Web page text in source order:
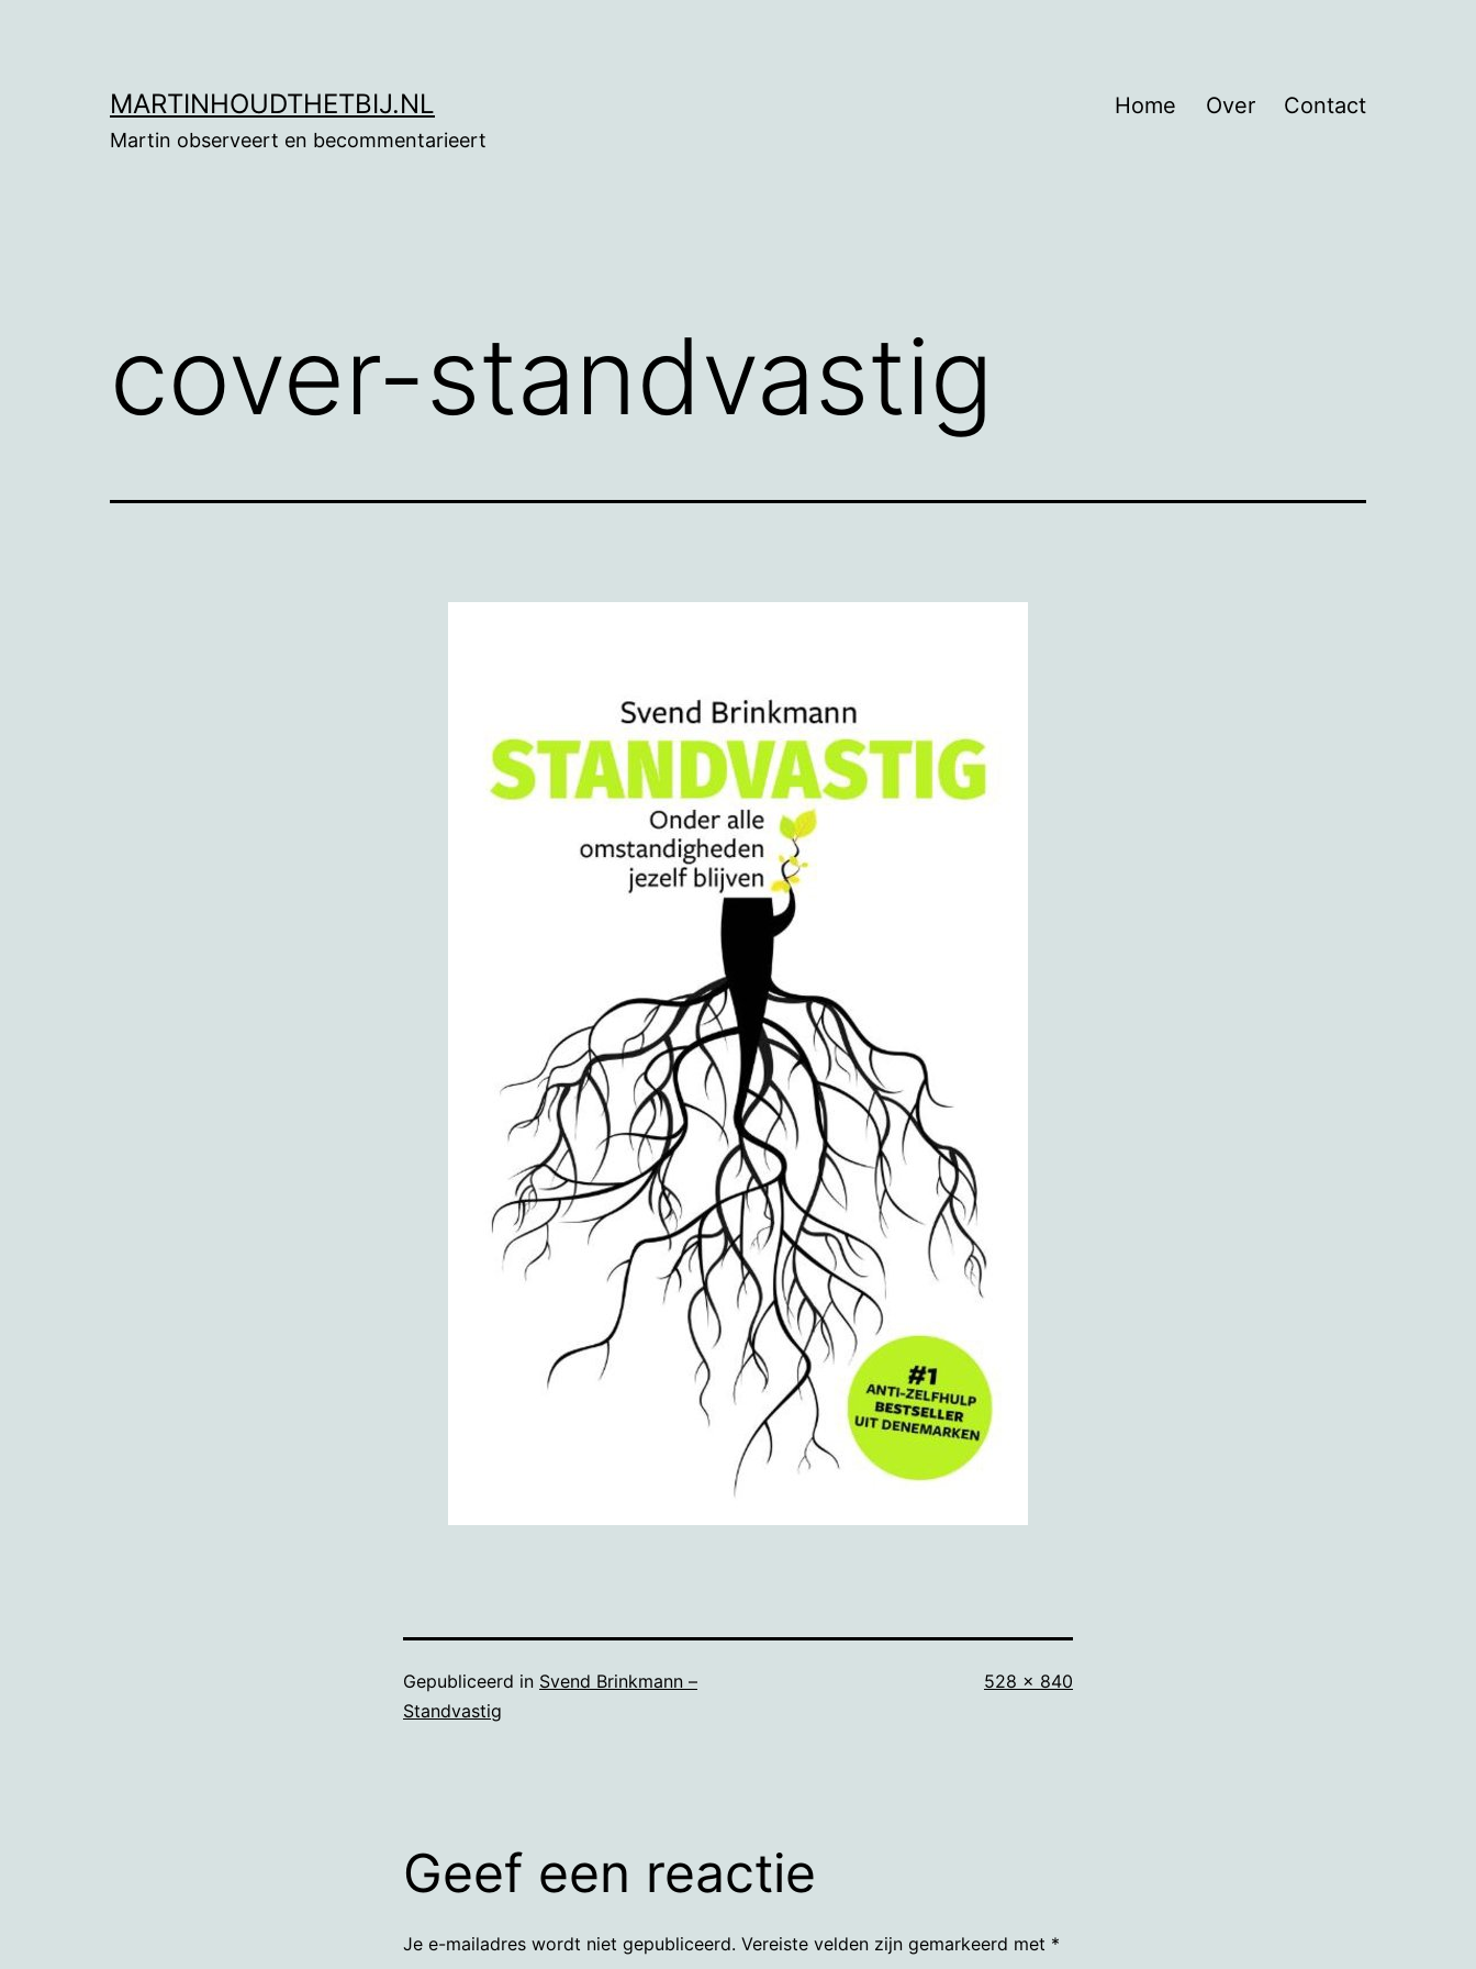
MARTINHOUDTHETBIJ.NL
Martin observeert en becommentarieert
Home Over Contact
cover-standvastig
Gepubliceerd in Svend Brinkmann –
Standvastig
Volledige
528 × 840
Geef een reactie
Je e-mailadres wordt niet gepubliceerd. Vereiste velden zijn gemarkeerd met *